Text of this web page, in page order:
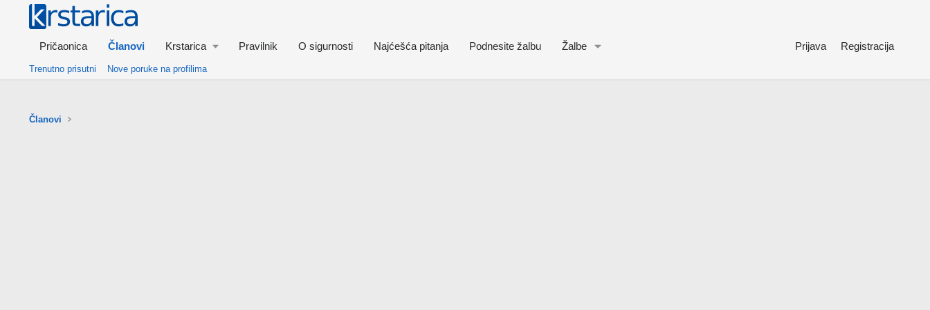
Pričaonica Članovi Krstarica Pravilnik O sigurnosti Najćešća pitanja Podnesite žalbu Žalbe Prijava Registracija
Trenutno prisutni Nove poruke na profilima
Članovi